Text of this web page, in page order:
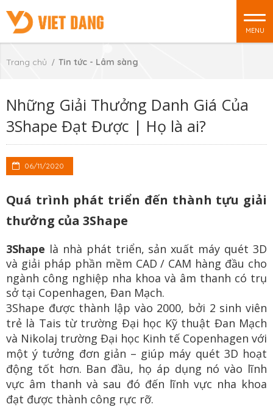
MENU
Trang chủ Tin tức - Lâm sàng
Những Giải Thưởng Danh Giá Của
3Shape Đạt Được | Họ là ai?
06/11/2020
Quá trình phát triển đến thành tựu giải
thưởng của 3Shape
3Shape là nhà phát triển, sản xuất máy quét 3D
và giải pháp phần mềm CAD / CAM hàng đầu cho
ngành công nghiệp nha khoa và âm thanh có trụ
sở tại Copenhagen, Đan Mạch.
3Shape được thành lập vào 2000, bởi 2 sinh viên
trẻ là Tais từ trường Đại học Kỹ thuật Đan Mạch
và Nikolaj trường Đại học Kinh tế Copenhagen với
một ý tưởng đơn giản – giúp máy quét 3D hoạt
động tốt hơn. Ban đầu, họ áp dụng nó vào lĩnh
vực âm thanh và sau đó đến lĩnh vực nha khoa
đạt được thành công rực rỡ.